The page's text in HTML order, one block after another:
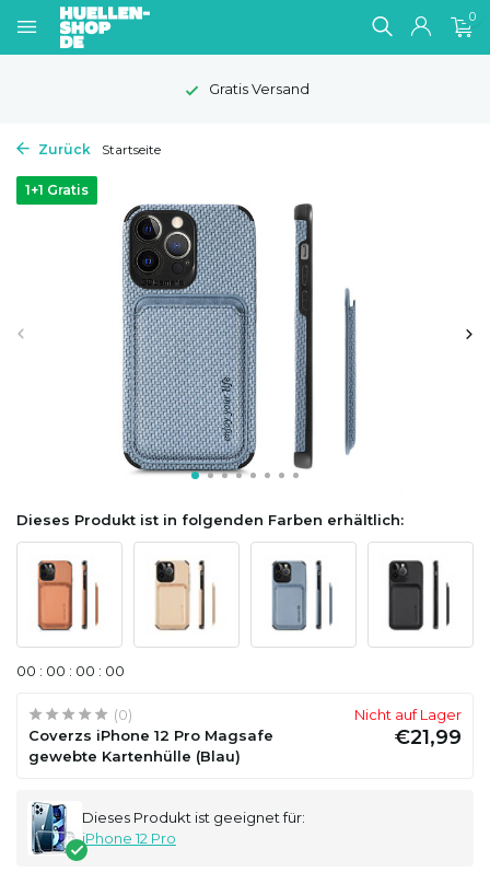
0
Gratis Versand
Zurück Startseite
1+1 Gratis
Dieses Produkt ist in folgenden Farben erhältlich:
00 : 00 : 00 : 00
(0)
Coverzs iPhone 12 Pro Magsafe
gewebte Kartenhülle (Blau)
Nicht auf Lager
€21,99
Dieses Produkt ist geeignet für:
iPhone 12 Pro